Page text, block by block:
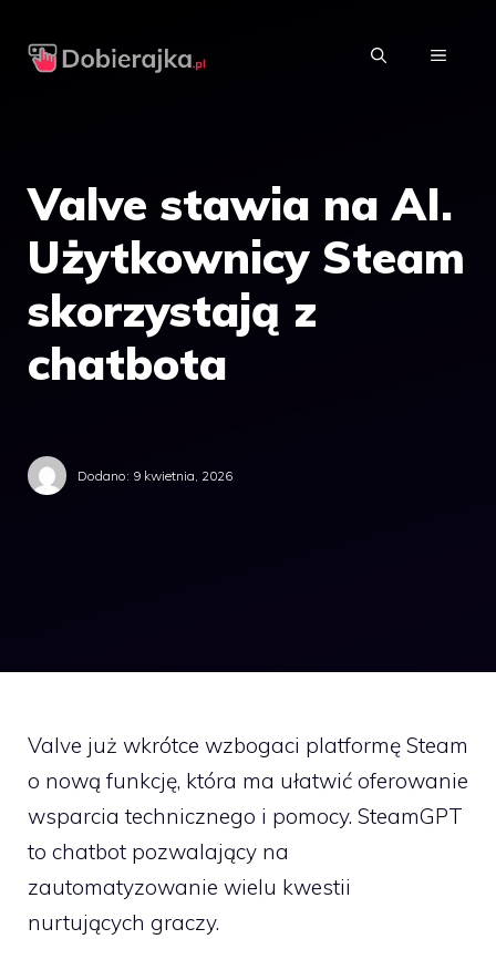
MENU
Valve stawia na AI.
Użytkownicy Steam
skorzystają z
chatbota
Dodano: 9 kwietnia, 2026
Valve już wkrótce wzbogaci platformę Steam
o nową funkcję, która ma ułatwić oferowanie
wsparcia technicznego i pomocy. SteamGPT
to chatbot pozwalający na
zautomatyzowanie wielu kwestii
nurtujących graczy.